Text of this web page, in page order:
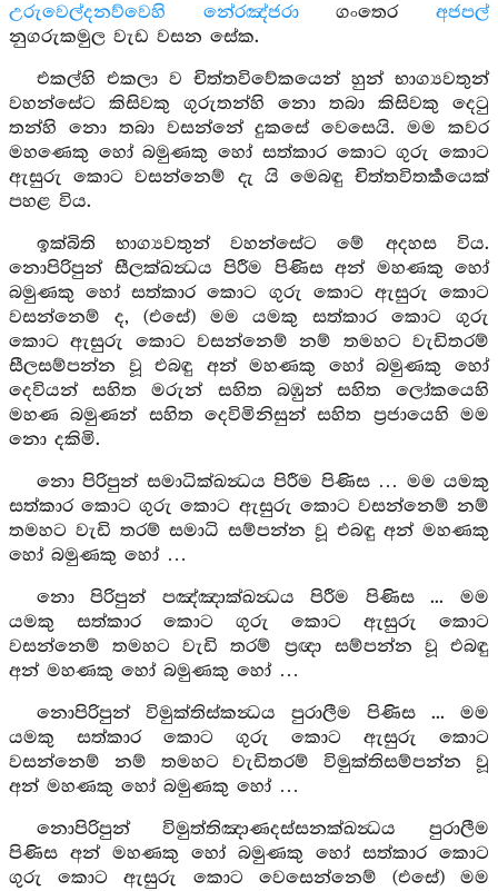
උරුවෙල්දනව්වෙහි
නේරඤ්ජරාගංතෙරඅජපල්
නුගරුකමුල වැඩ වසන සේක.
එකල්හි එකලා ව චිත්තවිවේකයෙන් හුන් භාග්‍යවතුන්
වහන්සේට කිසිවකු ගුරුතන්හි නො තබා කිසිවකු දෙටු
තන්හි නො තබා වසන්නේ දුකසේ වෙසෙයි. මම කවර
මහණෙකු හෝ බමුණකු හෝ සත්කාර කොට ගුරු කොට
ඇසුරු කොට වසන්නෙම් දැ යි මෙබඳු චිත්තවිතර්‍කයෙක්
පහළ විය.
ඉක්බිති භාග්‍යවතුන් වහන්සේට මේ අදහස විය.
නොපිරිපුන් සීලක්ඛන්‍ධය පිරීම පිණිස අන් මහණකු හෝ
බමුණකු හෝ සත්කාර කොට ගුරු කොට ඇසුරු කොට
වසන්නෙම් ද, (එසේ) මම යමකු සත්කාර කොට ගුරු
කොට ඇසුරු කොට වසන්නෙම් නම් තමහට වැඩිතරම්
සීලසම්පන්න වූ එබඳු අන් මහණකු හෝ බමුණකු හෝ
දෙවියන් සහිත මරුන් සහිත බඹුන් සහිත ලෝකයෙහි
මහණ බමුණන් සහිත දෙවිමිනිසුන් සහිත ප්‍රජායෙහි මම
නො දකිමි.
නො පිරිපුන් සමාධික්ඛන්‍ධය පිරීම පිණිස … මම යමකු
සත්කාර කොට ගුරු කොට ඇසුරු කොට වසන්නෙම් නම්
තමහට වැඩි තරම් සමාධි සම්පන්න වූ එබඳු අන් මහණකු
හෝ බමුණකු හෝ …
නො පිරිපුන් පඤ්ඤාක්ඛන්‍ධය පිරීම පිණිස ... මම
යමකු සත්කාර කොට ගුරු කොට ඇසුරු කොට
වසන්නෙම් තමහට වැඩි තරම් ප්‍රඥා සම්පන්න වූ එබඳු
අන් මහණකු හෝ බමුණකු හෝ …
නොපිරිපුන් විමුක්තිස්කන්‍ධය පුරාලීම පිණිස ... මම
යමකු සත්කාර කොට ගුරු කොට ඇසුරු කොට
වසන්නෙම් නම් තමහට වැඩිතරම් විමුක්තිසම්පන්න වූ
අන් මහණකු හෝ බමුණකු හෝ …
නොපිරිපුන් විමුත්තිඤාණදස්සනක්ඛන්‍ධය පුරාලීම
පිණිස අන් මහණකු හෝ බමුණකු හෝ සත්කාර කොට
ගුරු කොට ඇසුරු කොට වෙසෙන්නෙම් (එසේ) මම